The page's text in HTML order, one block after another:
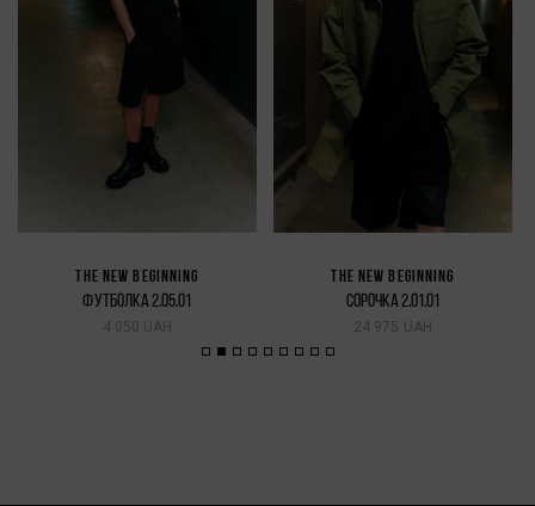
THE NEW BEGINNING
ФУТБОЛКА 2.05.01
4 050 UAH
THE NEW BEGINNING
СОРОЧКА 2.01.01
24 975 UAH